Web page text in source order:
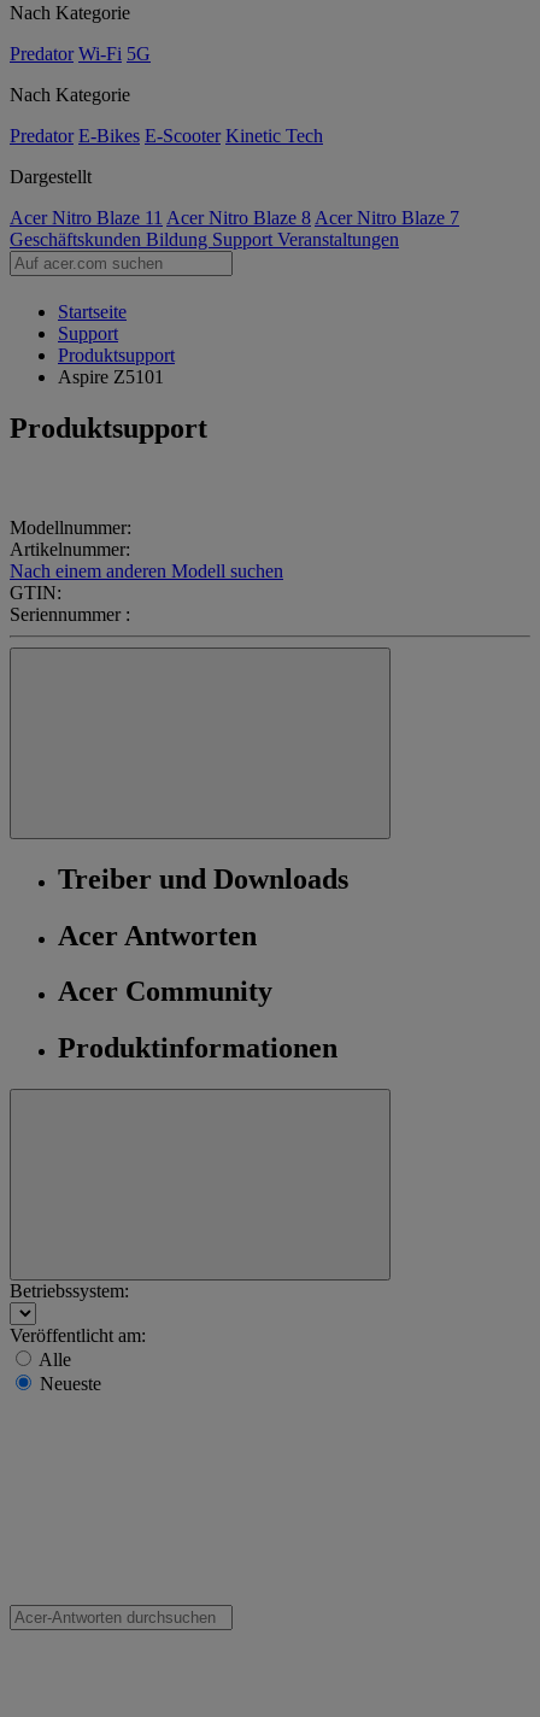
Nach Kategorie
Predator Wi-Fi 5G
Nach Kategorie
Predator E-Bikes E-Scooter Kinetic Tech
Dargestellt
Acer Nitro Blaze 11 Acer Nitro Blaze 8 Acer Nitro Blaze 7
Geschäftskunden Bildung Support Veranstaltungen
Startseite
Support
Produktsupport
Aspire Z5101
Produktsupport
Modellnummer:
Artikelnummer:
Nach einem anderen Modell suchen
GTIN:
Seriennummer :
Treiber und Downloads
Acer Antworten
Acer Community
Produktinformationen
Betriebssystem:
Veröffentlicht am:
Alle
Neueste